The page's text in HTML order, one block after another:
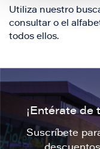
Utiliza nuestro
consultar o el
todos ellos.
¡Entérate de
Suscríbete